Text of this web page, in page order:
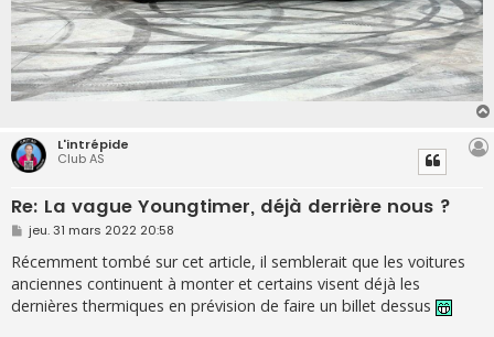
L'intrépide
Club AS
Re: La vague Youngtimer, déjà derrière nous ?
M
e
s
s
a
g
e
jeu. 31 mars 2022 20:58
Récemment tombé sur cet article, il semblerait que les voitures
anciennes continuent à monter et certains visent déjà les
dernières thermiques en prévision de faire un billet dessus